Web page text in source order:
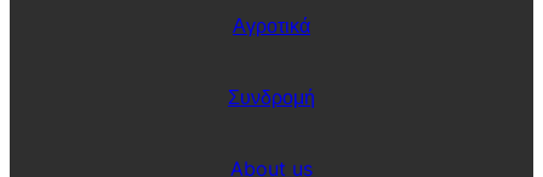
Αγροτικά
Συνδρομή
About us